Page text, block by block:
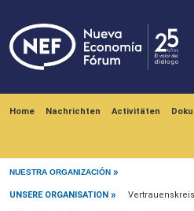
Home Nachrichten Activitäten
NUESTRA ORGANIZACIÓN
Unsere Organisation
UNSERE ORGANISATION